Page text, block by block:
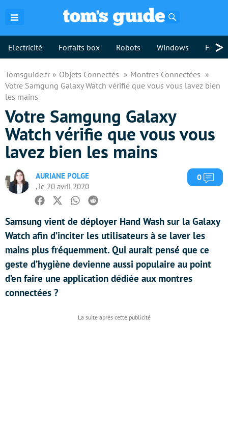
Electricité Forfaits box Robots Windows >
Tomsguide.fr Objets Connectés
Montres Connectées
Votre Samgung Galaxy Watch vérifie que vous vous lavez bien
les mains
Votre Samgung Galaxy
Watch vérifie que vous vous
lavez bien les mains
AURIANE POLGE
, le 20 avril 2020
0
Facebook
TwitterWhatsapp
Reddit
Samsung vient de déployer Hand Wash sur la Galaxy
Watch afin d’inciter les utilisateurs à se laver les
mains plus fréquemment. Qui aurait pensé que ce
geste d’hygiène devienne aussi populaire au point
d’en faire une application dédiée aux montres
connectées ?